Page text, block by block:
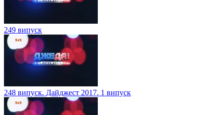
249 випуск
248 випуск. Дайджест 2017. 1 випуск